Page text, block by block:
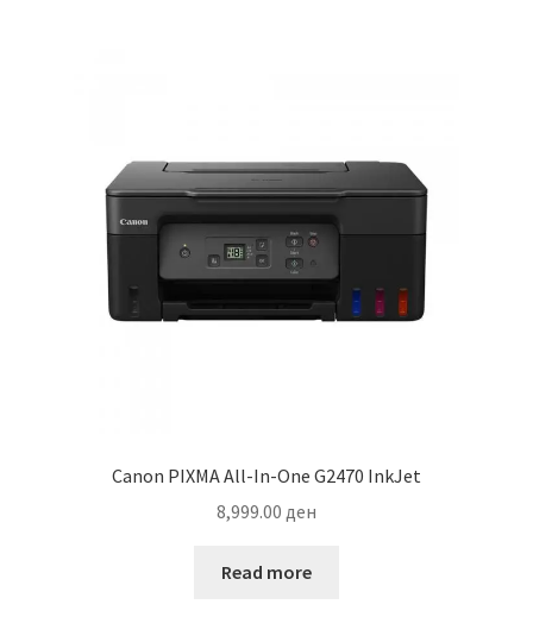
Canon PIXMA All-In-One G2470 InkJet
8,999.00 ден
Read more